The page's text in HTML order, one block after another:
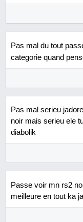
Pas mal du tout
categorie quand
Pas mal serieu
noir mais serieu ele
diabolik
Passe voir mn rs2
meilleure en tout ka